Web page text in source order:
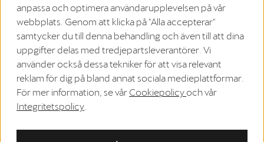
¹ LTE
CUPRA/SEAT Charger (1. generation från och med 2020):
LTE-funktionaliteten får endast användas inom EU:s medlemsländer
samt i Storbritannien, Schweiz och Norge.
CUPRA Charger (2. generation från och med 2024):
LTE-funktionaliteten får endast användas inom EU:s medlemsländer
samt i Storbritannien, Schweiz, Lichtenstein, Island och Norge.
De smarta laddningsfunktionerna är inledningsvis tillgängliga via en
länk mellan fordonsappen och Elli Smart Charging-appen. I framtiden
kommer de smarta laddningsfunktionerna att integreras direkt i
varumärkesappen.
anpassa och optimera användarupplevelsen på vår
webbplats. Genom att klicka på "Alla accepterar"
samtycker du till denna behandling och även till att dina
uppgifter delas med tredjepartsleverantörer. Vi
använder också dessa tekniker för att visa relevant
reklam för dig på bland annat sociala medieplattformar.
För mer information, se vår Cookiepolicy och vår
Integritetspolicy